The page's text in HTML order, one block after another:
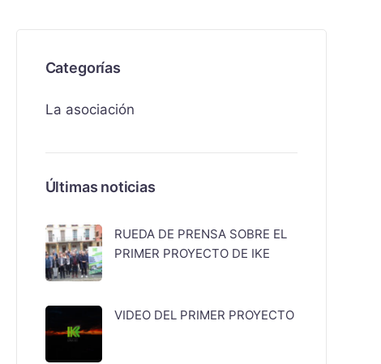
Categorías
La asociación
Últimas noticias
RUEDA DE PRENSA SOBRE EL
PRIMER PROYECTO DE IKE
VIDEO DEL PRIMER PROYECTO